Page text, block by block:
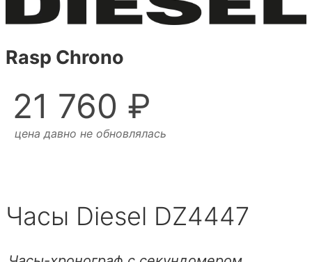
Rasp Chrono
21 760 ₽
цена давно не обновлялась
Часы Diesel DZ4447